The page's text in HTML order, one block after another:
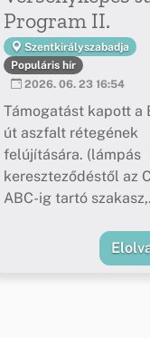
Program II.
Szentkirályszabadja
Populáris hír
2026. 06. 23 16:54
Támogatást kapott a
út aszfalt rétegének
felújítására. (lámpás
kereszteződéstől az
ABC-ig tartó szakasz,